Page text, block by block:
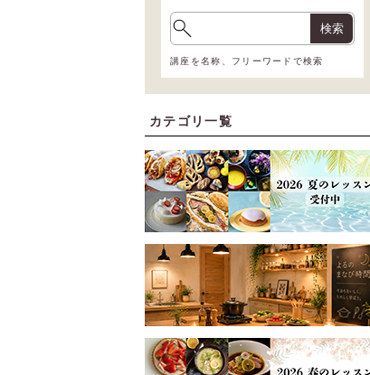
検索
講座を名称、フリーワードで検索
カテゴリ一覧